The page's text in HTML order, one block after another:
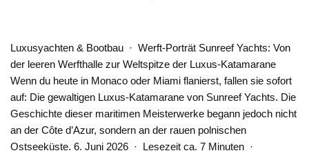
Luxusyachten & Bootbau · Werft-Porträt Sunreef Yachts: Von
der leeren Werfthalle zur Weltspitze der Luxus-Katamarane
Wenn du heute in Monaco oder Miami flanierst, fallen sie sofort
auf: Die gewaltigen Luxus-Katamarane von Sunreef Yachts. Die
Geschichte dieser maritimen Meisterwerke begann jedoch nicht
an der Côte d’Azur, sondern an der rauen polnischen
Ostseeküste. 6. Juni 2026 · Lesezeit ca. 7 Minuten ·